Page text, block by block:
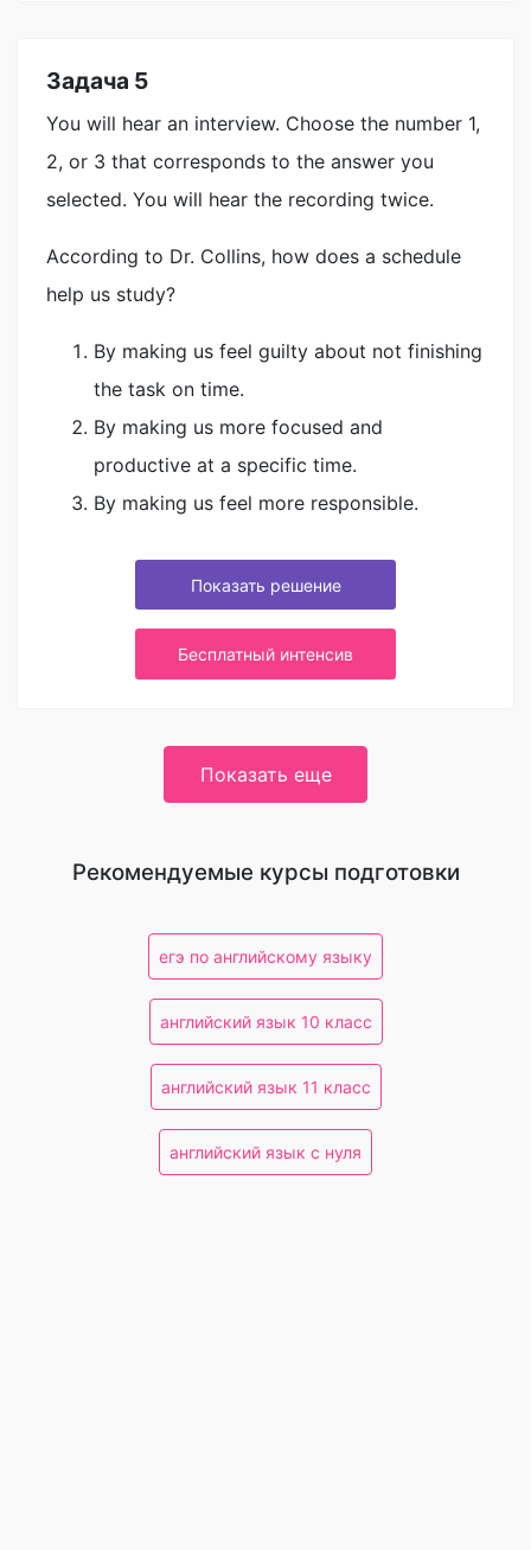
Задача 5
You will hear an interview. Choose the number 1,
2, or 3 that corresponds to the answer you
selected. You will hear the recording twice.
According to Dr. Collins, how does a schedule
help us study?
By making us feel guilty about not finishing
the task on time.
By making us more focused and
productive at a specific time.
By making us feel more responsible.
Показать решение
Бесплатный интенсив
Показать еще
Рекомендуемые курсы подготовки
егэ по английскому языку
английский язык 10 класс
английский язык 11 класс
английский язык с нуля